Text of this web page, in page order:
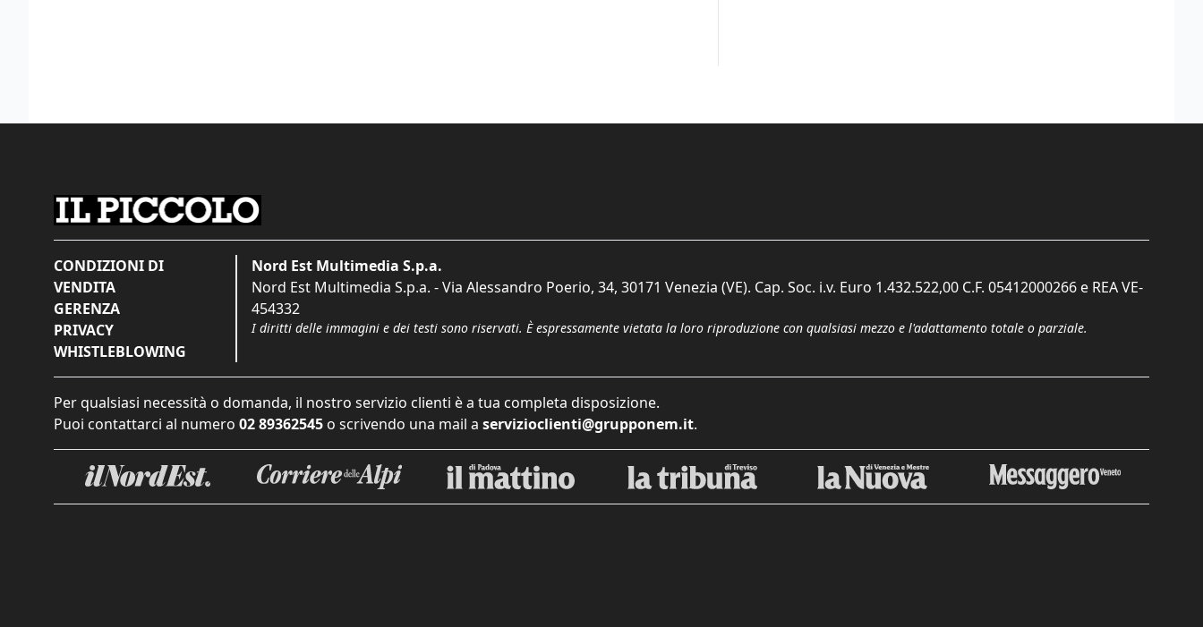
CONDIZIONI DI
VENDITA
GERENZA
PRIVACY
WHISTLEBLOWING
Nord Est Multimedia S.p.a.
Nord Est Multimedia S.p.a. - Via Alessandro Poerio, 34, 30171 Venezia (VE). Cap. Soc. i.v. Euro 1.432.522,00 C.F. 05412000266 e REA VE-
454332
I diritti delle immagini e dei testi sono riservati. È espressamente vietata la loro riproduzione con qualsiasi mezzo e l'adattamento totale o parziale.
Per qualsiasi necessità o domanda, il nostro servizio clienti è a tua completa disposizione.
Puoi contattarci al numero 02 89362545 o scrivendo una mail a servizioclienti@grupponem.it.